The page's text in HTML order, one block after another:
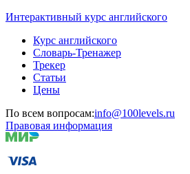
Интерактивный курс английского
Курс английского
Словарь-Тренажер
Трекер
Статьи
Цены
По всем вопросам:info@100levels.ru
Правовая информация